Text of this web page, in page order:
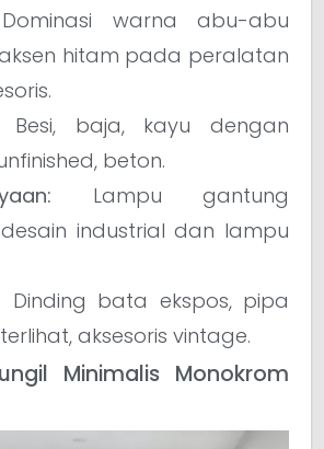
warna abu-abu
hitam pada peralatan
Besi, baja, kayu dengan
beton.
Lampu gantung
industrial dan lampu
Dinding bata ekspos, pipa
aksesoris vintage.
Minimalis Monokrom